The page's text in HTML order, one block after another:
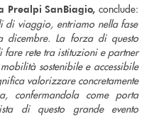
Prealpi SanBiagio, conclude:
di viaggio, entriamo nella fase
dicembre. La forza di questo
rete tra istituzioni e partner
sostenibile e accessibile
valorizzare concretamente
confermandola come porta
di questo grande evento